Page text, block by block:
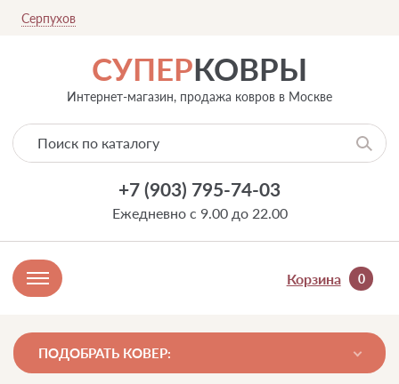
Серпухов
СУПЕРКОВРЫ
Интернет-магазин, продажа ковров в Москве
+7 (903) 795-74-03
Ежедневно с 9.00 до 22.00
Корзина 0
ПОДОБРАТЬ КОВЕР: